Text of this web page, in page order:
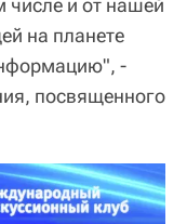
на планете
-
посвященного